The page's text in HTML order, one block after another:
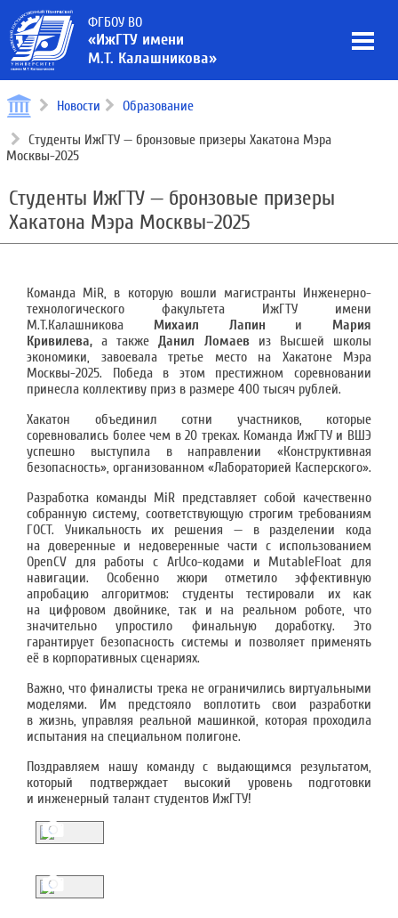
ФГБОУ ВО
«ИжГТУ имени
М.Т. Калашникова»
Новости Образование
Студенты ИжГТУ — бронзовые призеры Хакатона Мэра
Москвы-2025
Студенты ИжГТУ — бронзовые призеры
Хакатона Мэра Москвы-2025
Команда MiR, в которую вошли магистранты Инженерно-
технологического факультета ИжГТУ имени
М.Т.Калашникова Михаил Лапин и Мария
Кривилева, а такжеДанил Ломаевиз Высшей школы
экономики, завоевала третье место на Хакатоне Мэра
Москвы-2025. Победа в этом престижном соревновании
принесла коллективу приз в размере 400 тысяч рублей.
Хакатон объединил сотни участников, которые
соревновались более чем в 20 треках. Команда ИжГТУ и ВШЭ
успешно выступила в направлении «Конструктивная
безопасность», организованном «Лабораторией Касперского».
Разработка команды MiR представляет собой качественно
собранную систему, соответствующую строгим требованиям
ГОСТ. Уникальность их решения — в разделении кода
на доверенные и недоверенные части с использованием
OpenCV для работы с ArUco-кодами и MutableFloat для
навигации. Особенно жюри отметило эффективную
апробацию алгоритмов: студенты тестировали их как
на цифровом двойнике, так и на реальном роботе, что
значительно упростило финальную доработку. Это
гарантирует безопасность системы и позволяет применять
её в корпоративных сценариях.
Важно, что финалисты трека не ограничились виртуальными
моделями. Им предстояло воплотить свои разработки
в жизнь, управляя реальной машинкой, которая проходила
испытания на специальном полигоне.
Поздравляем нашу команду с выдающимся результатом,
который подтверждает высокий уровень подготовки
и инженерный талант студентов ИжГТУ!